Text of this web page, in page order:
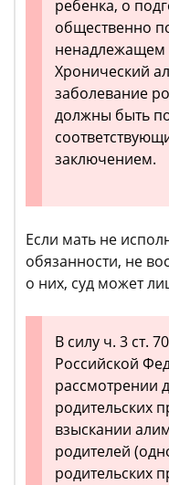
ребенка, о
общественно
Хронический
заболевание
должны быть
заключением.
Если мать не
обязанности, не
о них, суд может
В силу ч. 3 ст.
Российской
рассмотрении
родительских
взыскании
родителей
родительских